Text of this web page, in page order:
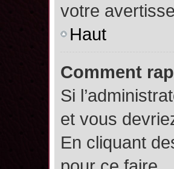
votre
Haut
Comment
Si
et vous
En cliquant